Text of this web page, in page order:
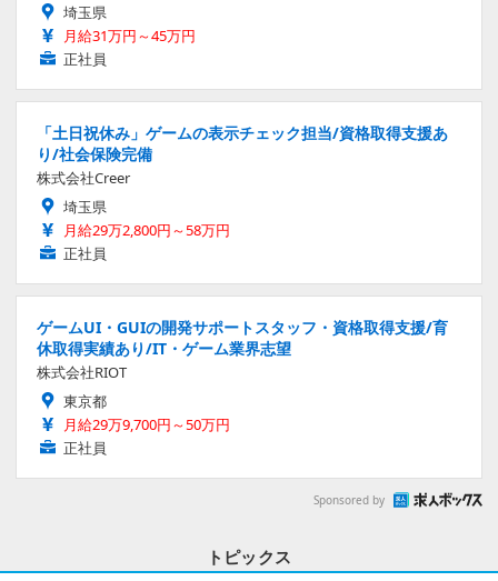
埼玉県
月給31万円～45万円
正社員
「土日祝休み」ゲームの表示チェック担当/資格取得支援あ
り/社会保険完備
株式会社Creer
埼玉県
月給29万2,800円～58万円
正社員
ゲームUI・GUIの開発サポートスタッフ・資格取得支援/育
休取得実績あり/IT・ゲーム業界志望
株式会社RIOT
東京都
月給29万9,700円～50万円
正社員
Sponsored by
トピックス